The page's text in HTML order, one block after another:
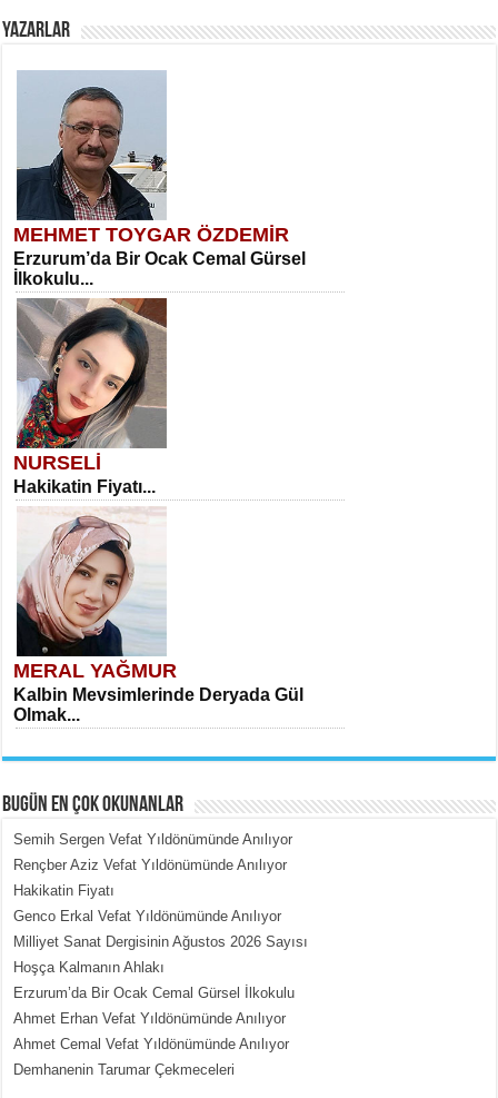
YAZARLAR
MEHMET TOYGAR ÖZDEMİR
Erzurum’da Bir Ocak Cemal Gürsel
İlkokulu...
NURSELİ
Hakikatin Fiyatı...
MERAL YAĞMUR
Kalbin Mevsimlerinde Deryada Gül
Olmak...
MEHMET ÇOBAN
İçerdeki Put Dışardaki Maskeler...
BUGÜN EN ÇOK OKUNANLAR
Semih Sergen Vefat Yıldönümünde Anılıyor
Rençber Aziz Vefat Yıldönümünde Anılıyor
Hakikatin Fiyatı
Genco Erkal Vefat Yıldönümünde Anılıyor
Milliyet Sanat Dergisinin Ağustos 2026 Sayısı
Hoşça Kalmanın Ahlakı
Erzurum’da Bir Ocak Cemal Gürsel İlkokulu
Ahmet Erhan Vefat Yıldönümünde Anılıyor
Ahmet Cemal Vefat Yıldönümünde Anılıyor
Demhanenin Tarumar Çekmeceleri